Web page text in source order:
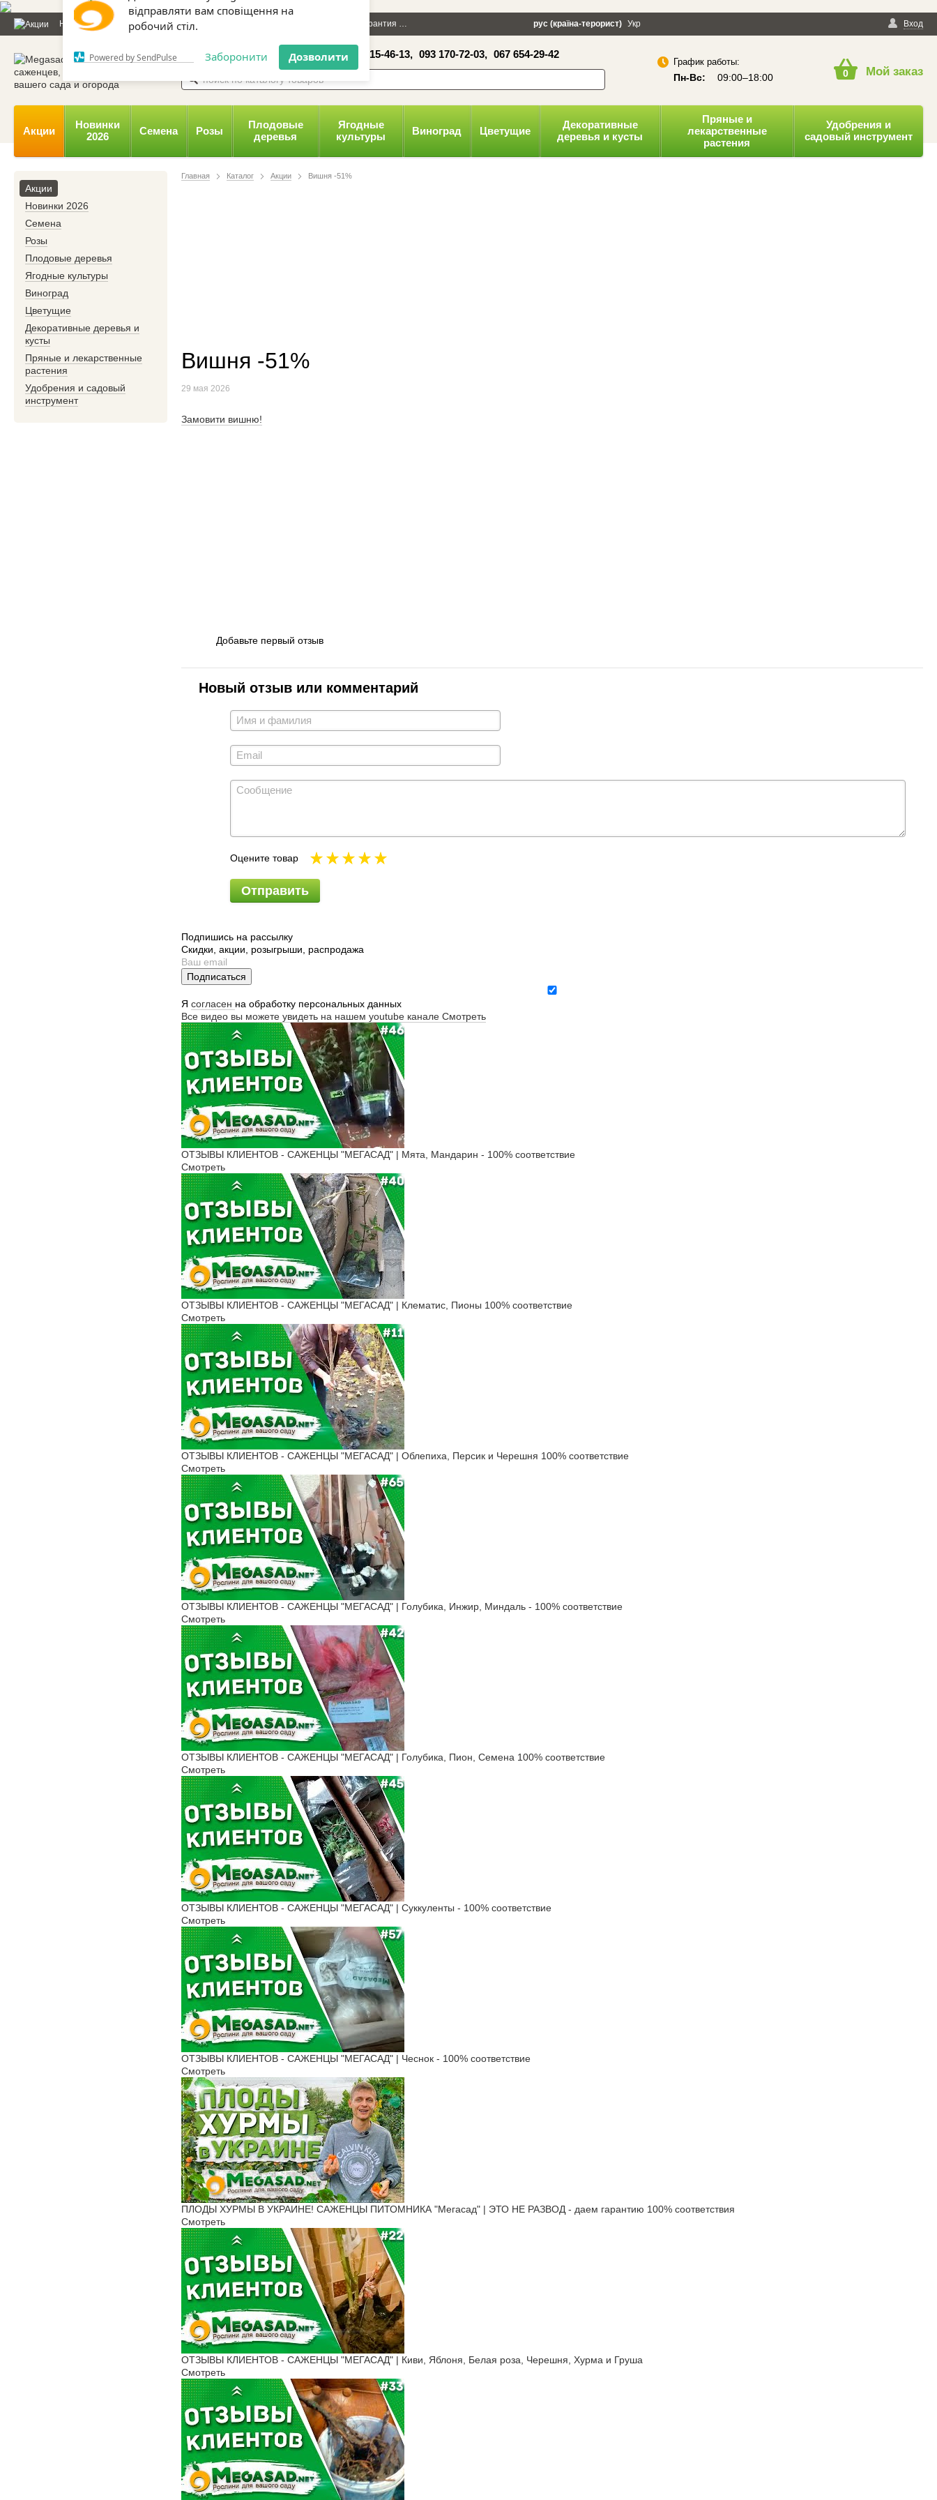
Дозвольте сайту megasad.net
відправляти вам сповіщення на
Powered by SendPulse Заборонити Дозволити
Новости и статьи Каталог Контакты Гарантия Оплата и доставка Политика конфиденциальности Вход
рус (країна-терорист) Укр
0 800 332-015, 067 654-16-41, 050 515-46-13, 093 170-72-03, 067 654-29-42
График работы:
Пн-Вс: 09:00–18:00 0 Мой заказ
Акции
Новинки
2026
Семена Розы
Плодовые
деревья
Ягодные
культуры
Виноград Цветущие
Декоративные
деревья и кусты
Пряные и
лекарственные
растения
Удобрения и
садовый инструмент
Главная Каталог Акции Вишня -51%
Вишня -51%
29 мая 2026
Замовити вишню!
Добавьте первый отзыв
Новый отзыв или комментарий
Оцените товар
Отправить
Подпишись на рассылку
Скидки, акции, розыгрыши, распродажа
Подписаться
Я согласен на обработку персональных данных
Все видео вы можете увидеть на нашем youtube канале Смотреть
ОТЗЫВЫ КЛИЕНТОВ - САЖЕНЦЫ "МЕГАСАД" | Мята, Мандарин - 100% соответствие
Смотреть
ОТЗЫВЫ КЛИЕНТОВ - САЖЕНЦЫ "МЕГАСАД" | Клематис, Пионы 100% соответствие
Смотреть
ОТЗЫВЫ КЛИЕНТОВ - САЖЕНЦЫ "МЕГАСАД" | Облепиха, Персик и Черешня 100% соответствие
Смотреть
ОТЗЫВЫ КЛИЕНТОВ - САЖЕНЦЫ "МЕГАСАД" | Голубика, Инжир, Миндаль - 100% соответствие
Смотреть
ОТЗЫВЫ КЛИЕНТОВ - САЖЕНЦЫ "МЕГАСАД" | Голубика, Пион, Семена 100% соответствие
Смотреть
ОТЗЫВЫ КЛИЕНТОВ - САЖЕНЦЫ "МЕГАСАД" | Суккуленты - 100% соответствие
Смотреть
ОТЗЫВЫ КЛИЕНТОВ - САЖЕНЦЫ "МЕГАСАД" | Чеснок - 100% соответствие
Смотреть
ПЛОДЫ ХУРМЫ В УКРАИНЕ! САЖЕНЦЫ ПИТОМНИКА "Мегасад" | ЭТО НЕ РАЗВОД - даем гарантию 100% соответствия
Смотреть
ОТЗЫВЫ КЛИЕНТОВ - САЖЕНЦЫ "МЕГАСАД" | Киви, Яблоня, Белая роза, Черешня, Хурма и Груша
Смотреть
Акции
Новинки 2026
Семена
Розы
Плодовые деревья
Ягодные культуры
Виноград
Цветущие
Декоративные деревья и
кусты
Пряные и лекарственные
растения
Удобрения и садовый
инструмент